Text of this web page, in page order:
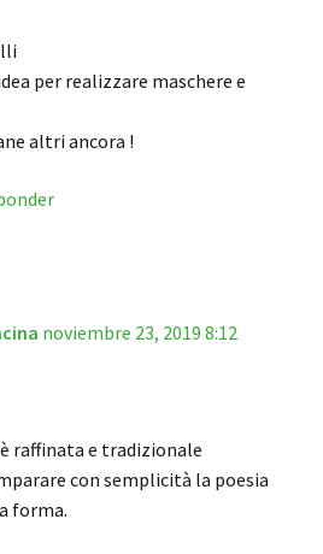
per realizzare maschere e
altri ancora !
noviembre 23, 2019 8:12
raffinata e tradizionale
con semplicità la poesia
forma.